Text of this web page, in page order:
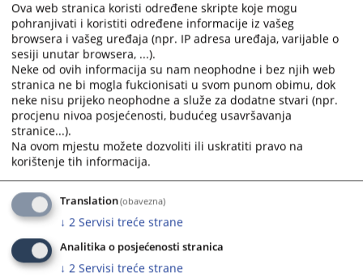
Prikazana vijest je na : Bosanski jezik
Prateći dokumenti
Obavještenje
648PREGLEDA
Ova web stranica koristi određene skripte koje mogu
pohranjivati i koristiti određene informacije iz vašeg
browsera i vašeg uređaja (npr. IP adresa uređaja, varijable o
sesiji unutar browsera, ...).
Neke od ovih informacija su nam neophodne i bez njih web
stranica ne bi mogla fukcionisati u svom punom obimu, dok
neke nisu prijeko neophodne a služe za dodatne stvari (npr.
procjenu nivoa posjećenosti, budućeg usavršavanja
stranice...).
Na ovom mjestu možete dozvoliti ili uskratiti pravo na
korištenje tih informacija.
Translation(obavezna)
↓ 2 Servisi treće strane
Analitika o posjećenosti stranica
↓ 2 Servisi treće strane